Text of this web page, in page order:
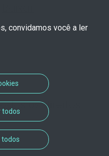
os direitos
convidamos você a ler
todos